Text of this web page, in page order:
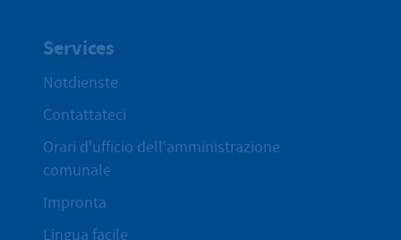
Services
Notdienste
Contattateci
Orari d'ufficio dell'amministrazione
comunale
Impronta
Lingua facile